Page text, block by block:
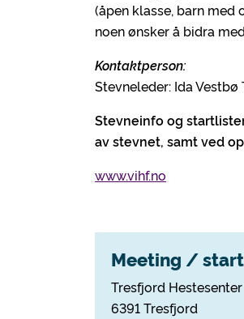
(åpen klasse, barn
noen ønsker å bidra
Kontaktperson:
Stevneleder: Ida Vestbø
Stevneinfo og
av stevnet, samt ved
www.vihf.no
Meeting /
Tresfjord Hestesenter
6391 Tresfjord